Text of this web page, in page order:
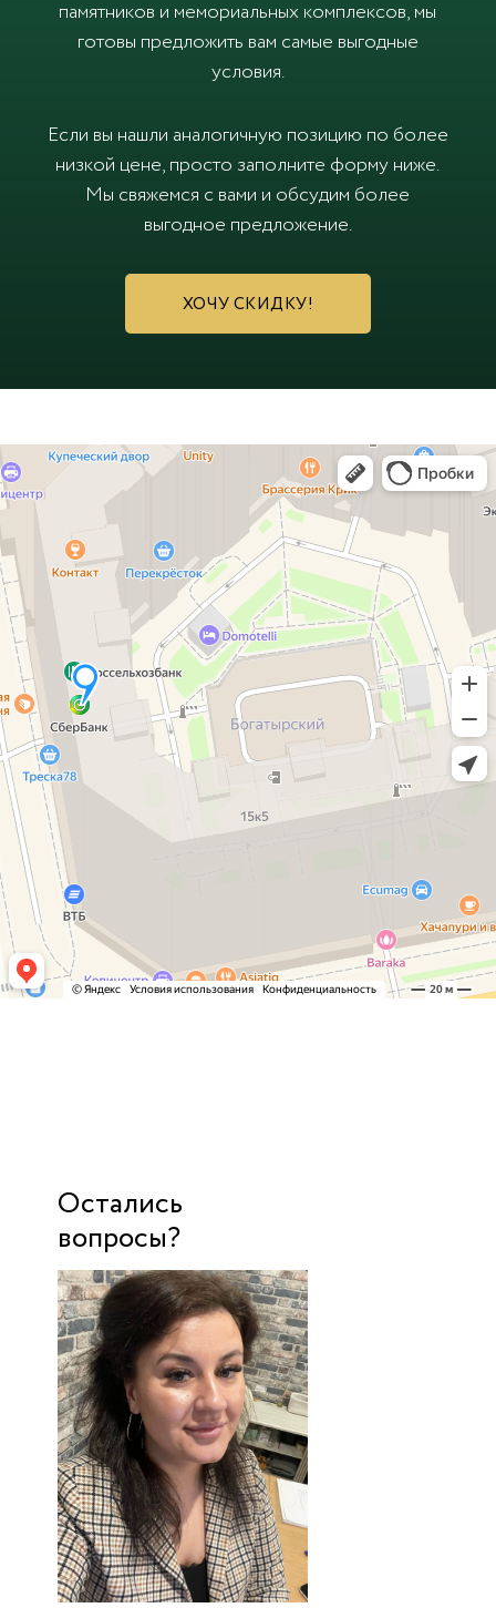
памятников и мемориальных комплексов, мы
готовы предложить вам самые выгодные
условия.
Если вы нашли аналогичную позицию по более
низкой цене, просто заполните форму ниже.
Мы свяжемся с вами и обсудим более
выгодное предложение.
ХОЧУ СКИДКУ!
Остались
вопросы?